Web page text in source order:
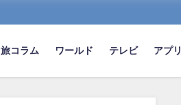
旅コラム ワールド テレビ アプリ